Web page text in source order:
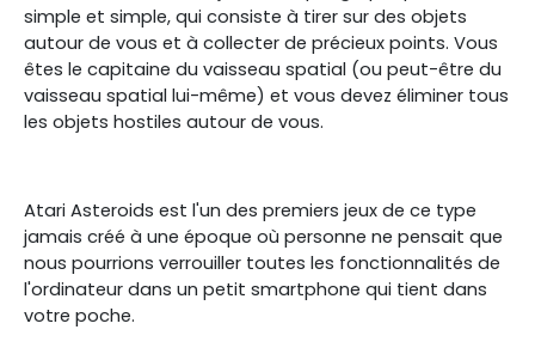
simple et simple, qui consiste à tirer sur des objets
autour de vous et à collecter de précieux points. Vous
êtes le capitaine du vaisseau spatial (ou peut-être du
vaisseau spatial lui-même) et vous devez éliminer tous
les objets hostiles autour de vous.
Atari Asteroids est l'un des premiers jeux de ce type
jamais créé à une époque où personne ne pensait que
nous pourrions verrouiller toutes les fonctionnalités de
l'ordinateur dans un petit smartphone qui tient dans
votre poche.